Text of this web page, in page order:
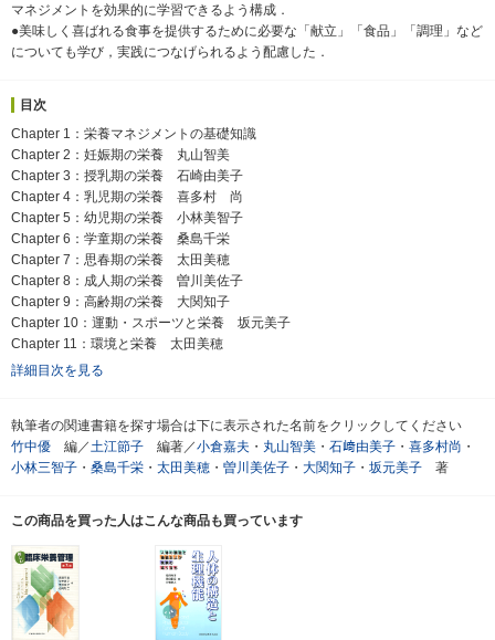
マネジメントを効果的に学習できるよう構成．
●美味しく喜ばれる食事を提供するために必要な「献立」「食品」「調理」など
についても学び，実践につなげられるよう配慮した．
目次
Chapter 1：栄養マネジメントの基礎知識
Chapter 2：妊娠期の栄養 丸山智美
Chapter 3：授乳期の栄養 石崎由美子
Chapter 4：乳児期の栄養 喜多村 尚
Chapter 5：幼児期の栄養 小林美智子
Chapter 6：学童期の栄養 桑島千栄
Chapter 7：思春期の栄養 太田美穂
Chapter 8：成人期の栄養 曽川美佐子
Chapter 9：高齢期の栄養 大関知子
Chapter 10：運動・スポーツと栄養 坂元美子
Chapter 11：環境と栄養 太田美穂
詳細目次を見る
執筆者の関連書籍を探す場合は下に表示された名前をクリックしてください
竹中優 編／土江節子 編著／小倉嘉夫 ・ 丸山智美 ・ 石﨑由美子 ・ 喜多村尚 ・
小林三智子 ・ 桑島千栄 ・ 太田美穂 ・ 曽川美佐子 ・ 大関知子 ・ 坂元美子 著
この商品を買った人はこんな商品も買っています